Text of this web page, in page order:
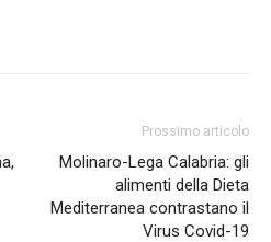
Prossimo articolo
Molinaro-Lega Calabria: gli
alimenti della Dieta
Mediterranea contrastano il
Virus Covid-19